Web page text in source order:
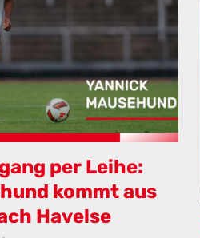
per Leihe:
kommt aus
Havelse